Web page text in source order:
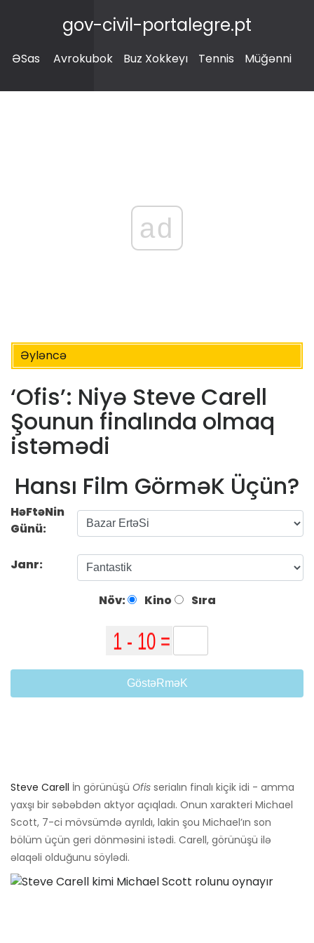
gov-civil-portalegre.pt
ƏSas Avrokubok Buz Xokkeyı Tennis Müğənni
ad
Əyləncə
‘Ofis’: Niyə Steve Carell
Şounun finalında olmaq
istəmədi
Hansı Film GörməK Üçün?
HəFtəNin
Günü:
Janr:
Növ: Kino Sıra
GöstəRməK
Steve Carell İn görünüşü Ofis serialın finalı kiçik idi - amma
yaxşı bir səbəbdən aktyor açıqladı. Onun xarakteri Michael
Scott, 7-ci mövsümdə ayrıldı, lakin şou Michael’ın son
bölüm üçün geri dönməsini istədi. Carell, görünüşü ilə
əlaqəli olduğunu söylədi.